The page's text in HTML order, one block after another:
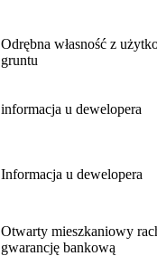
Odrębna własność z
gruntu
informacja u dewelopera
Informacja u dewelopera
Otwarty mieszkaniowy
gwarancję bankową